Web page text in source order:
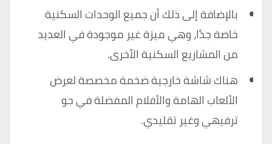
بالإضافة إلى ذلك أن جميع الوحدات السكنية
خاصة جدًا، وهي ميزة غير موجودة في العديد
من المشاريع السكنية الأخرى.
هناك شاشة خارجية ضخمة مخصصة لعرض
الألعاب الهامة والأفلام المفضلة في جو
ترفيهي وغير تقليدي.